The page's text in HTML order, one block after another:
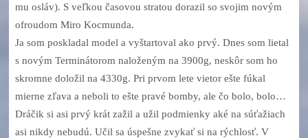
mu osláv). S veľkou časovou stratou dorazil so svojim novým
ofroudom Miro Kocmunda.
Ja som poskladal model a vyštartoval ako prvý. Dnes som lietal
s novým Terminátorom naloženým na 3900g, neskôr som ho
skromne doložil na 4330g. Pri prvom lete vietor ešte fúkal
mierne zľava a neboli to ešte pravé bomby, ale čo bolo, bolo…
Dráčik si asi prvý krát zažil a užil podmienky aké na súťažiach
asi nikdy nebudú. Učil sa úspešne zvykať si na rýchlosť. V